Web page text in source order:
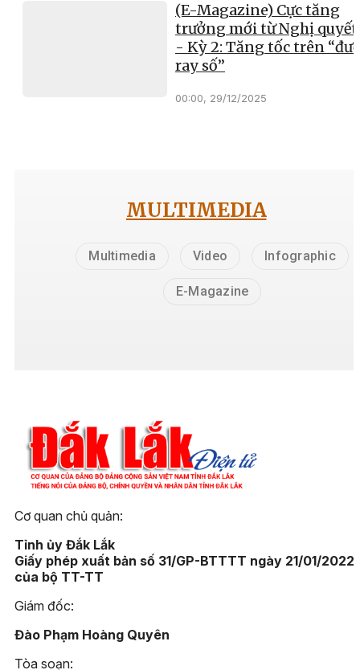
(E-Magazine) Cực tăng
trưởng mới từ Nghị quyết
- Kỳ 2: Tăng tốc trên
ray số”
00:00, 29/12/2025
MULTIMEDIA
Multimedia Video Infographic
E-Magazine
Cơ quan chủ quản:
Tỉnh ủy Đắk Lắk
Giấy phép xuất bản số 31/GP-BTTTT ngày 21/01/2022
của bộ TT-TT
Giám đốc:
Đào Phạm Hoàng Quyên
Tòa soạn: